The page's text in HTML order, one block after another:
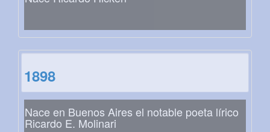
1898
Nace en Buenos Aires el notable poeta lírico
Ricardo E. Molinari